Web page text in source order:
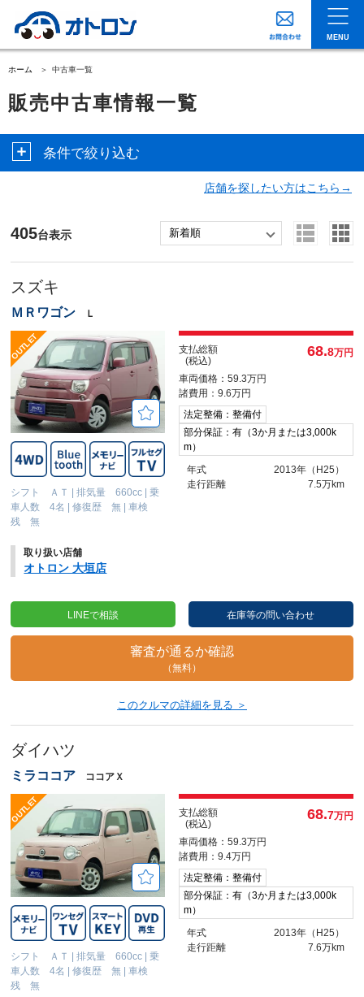
MENU
ホーム 中古車一覧
販売中古車情報一覧
条件で絞り込む
店舗を探したい方はこちら→
405台表示
スズキ
ＭＲワゴン Ｌ
シフト ＡＴ |排気量 660cc |乗
車人数 4名
|修復歴 無 |車検
残 無
支払総額
(税込)
68.8万円
車両価格：59.3万円
諸費用：9.6万円
法定整備：整備付
部分保証：有（3か月または3,000k
m）
年式
2013年（H25）
走行距離
7.5万km
取り扱い店舗
オトロン 大垣店
LINEで相談 在庫等の問い合わせ
審査が通るか確認
（無料）
このクルマの詳細を見る ＞
ダイハツ
ミラココア ココアＸ
シフト ＡＴ |排気量 660cc |乗
車人数 4名
|修復歴 無 |車検
残 無
支払総額
(税込)
68.7万円
車両価格：59.3万円
諸費用：9.4万円
法定整備：整備付
部分保証：有（3か月または3,000k
m）
年式
2013年（H25）
走行距離
7.6万km